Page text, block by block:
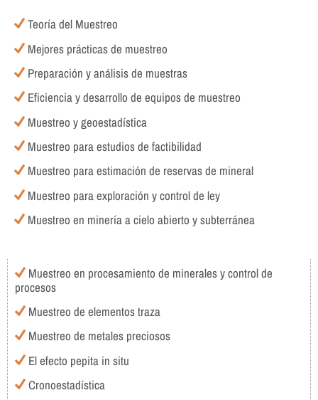
Teoría del Muestreo
Mejores prácticas de muestreo
Preparación y análisis de muestras
Eficiencia y desarrollo de equipos de muestreo
Muestreo y geoestadística
Muestreo para estudios de factibilidad
Muestreo para estimación de reservas de mineral
Muestreo para exploración y control de ley
Muestreo en minería a cielo abierto y subterránea
Muestreo en procesamiento de minerales y control de
procesos
Muestreo de elementos traza
Muestreo de metales preciosos
El efecto pepita in situ
Cronoestadística